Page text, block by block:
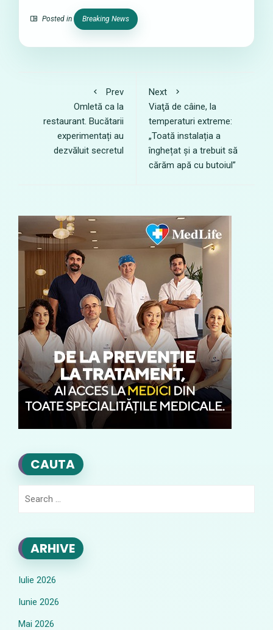
Posted in Breaking News
Prev
Omletă ca la
restaurant. Bucătarii
experimentați au
dezvăluit secretul
Next
Viaţă de câine, la
temperaturi extreme:
„Toată instalația a
înghețat și a trebuit să
cărăm apă cu butoiul”
CAUTA
ARHIVE
Iulie 2026
Iunie 2026
Mai 2026